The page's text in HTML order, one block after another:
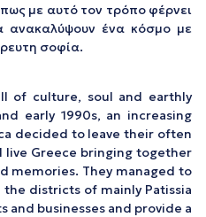
με αυτό τον τρόπο φέρνει
ανακαλύψουν ένα κόσμο με
σοφία.
of culture, soul and earthly
early 1990s, an increasing
decided to leave their often
Greece bringing together
memories. They managed to
districts of mainly Patissia
and businesses and provide a